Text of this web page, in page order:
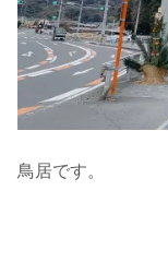
鳥居です。